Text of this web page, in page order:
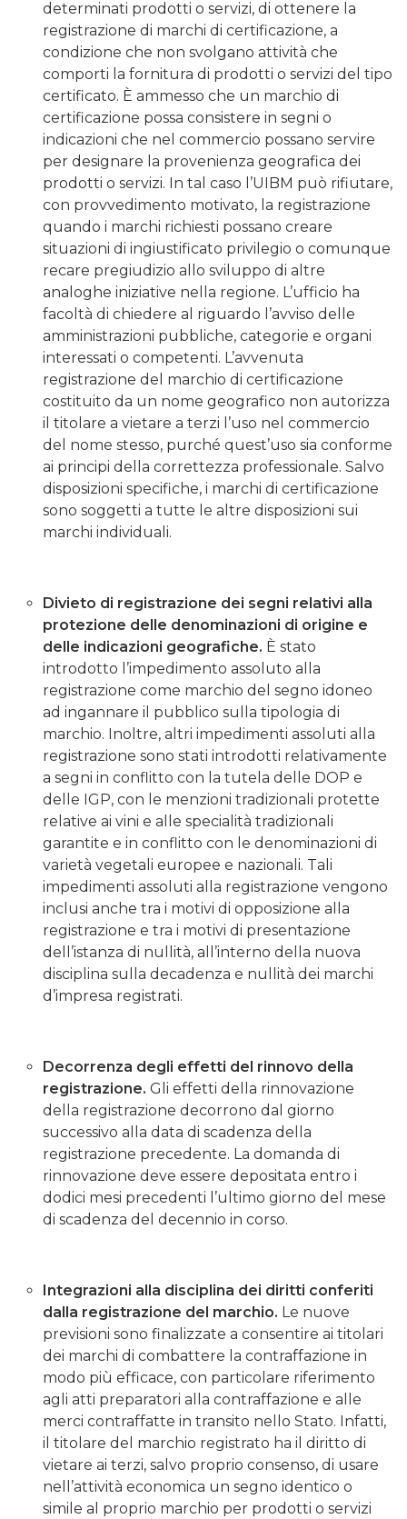
determinati prodotti o servizi, di ottenere la
registrazione di marchi di certificazione, a
condizione che non svolgano attività che
comporti la fornitura di prodotti o servizi del tipo
certificato. È ammesso che un marchio di
certificazione possa consistere in segni o
indicazioni che nel commercio possano servire
per designare la provenienza geografica dei
prodotti o servizi. In tal caso l’UIBM può rifiutare,
con provvedimento motivato, la registrazione
quando i marchi richiesti possano creare
situazioni di ingiustificato privilegio o comunque
recare pregiudizio allo sviluppo di altre
analoghe iniziative nella regione. L’ufficio ha
facoltà di chiedere al riguardo l’avviso delle
amministrazioni pubbliche, categorie e organi
interessati o competenti. L’avvenuta
registrazione del marchio di certificazione
costituito da un nome geografico non autorizza
il titolare a vietare a terzi l’uso nel commercio
del nome stesso, purché quest’uso sia conforme
ai principi della correttezza professionale. Salvo
disposizioni specifiche, i marchi di certificazione
sono soggetti a tutte le altre disposizioni sui
marchi individuali.
Divieto di registrazione dei segni relativi alla
protezione delle denominazioni di origine e
delle indicazioni geografiche. È stato
introdotto l’impedimento assoluto alla
registrazione come marchio del segno idoneo
ad ingannare il pubblico sulla tipologia di
marchio. Inoltre, altri impedimenti assoluti alla
registrazione sono stati introdotti relativamente
a segni in conflitto con la tutela delle DOP e
delle IGP, con le menzioni tradizionali protette
relative ai vini e alle specialità tradizionali
garantite e in conflitto con le denominazioni di
varietà vegetali europee e nazionali. Tali
impedimenti assoluti alla registrazione vengono
inclusi anche tra i motivi di opposizione alla
registrazione e tra i motivi di presentazione
dell’istanza di nullità, all’interno della nuova
disciplina sulla decadenza e nullità dei marchi
d’impresa registrati.
Decorrenza degli effetti del rinnovo della
registrazione. Gli effetti della rinnovazione
della registrazione decorrono dal giorno
successivo alla data di scadenza della
registrazione precedente. La domanda di
rinnovazione deve essere depositata entro i
dodici mesi precedenti l’ultimo giorno del mese
di scadenza del decennio in corso.
Integrazioni alla disciplina dei diritti conferiti
dalla registrazione del marchio. Le nuove
previsioni sono finalizzate a consentire ai titolari
dei marchi di combattere la contraffazione in
modo più efficace, con particolare riferimento
agli atti preparatori alla contraffazione e alle
merci contraffatte in transito nello Stato. Infatti,
il titolare del marchio registrato ha il diritto di
vietare ai terzi, salvo proprio consenso, di usare
nell’attività economica un segno identico o
simile al proprio marchio per prodotti o servizi